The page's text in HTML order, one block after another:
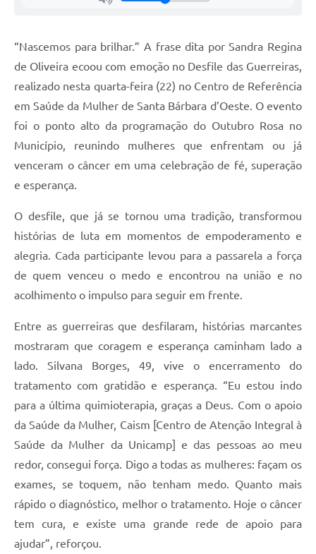
Contato
Plano Municipal de Segurança Pública
Plano de Contratações Anuais
“Nascemos para brilhar.” A frase dita por Sandra Regina
de Oliveira ecoou com emoção no Desfile das Guerreiras,
realizado nesta quarta-feira (22) no Centro de Referência
em Saúde da Mulher de Santa Bárbara d’Oeste. O evento
foi o ponto alto da programação do Outubro Rosa no
Município, reunindo mulheres que enfrentam ou já
venceram o câncer em uma celebração de fé, superação
e esperança.
O desfile, que já se tornou uma tradição, transformou
histórias de luta em momentos de empoderamento e
alegria. Cada participante levou para a passarela a força
de quem venceu o medo e encontrou na união e no
acolhimento o impulso para seguir em frente.
Entre as guerreiras que desfilaram, histórias marcantes
mostraram que coragem e esperança caminham lado a
lado. Silvana Borges, 49, vive o encerramento do
tratamento com gratidão e esperança. “Eu estou indo
para a última quimioterapia, graças a Deus. Com o apoio
da Saúde da Mulher, Caism [Centro de Atenção Integral à
Saúde da Mulher da Unicamp] e das pessoas ao meu
redor, consegui força. Digo a todas as mulheres: façam os
exames, se toquem, não tenham medo. Quanto mais
rápido o diagnóstico, melhor o tratamento. Hoje o câncer
tem cura, e existe uma grande rede de apoio para
ajudar”, reforçou.